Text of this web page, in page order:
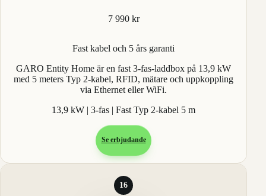
7 990 kr
Fast kabel och 5 års garanti
GARO Entity Home är en fast 3-fas-laddbox på 13,9 kW
med 5 meters Typ 2-kabel, RFID, mätare och uppkoppling
via Ethernet eller WiFi.
13,9 kW | 3-fas | Fast Typ 2-kabel 5 m
Se erbjudande
16